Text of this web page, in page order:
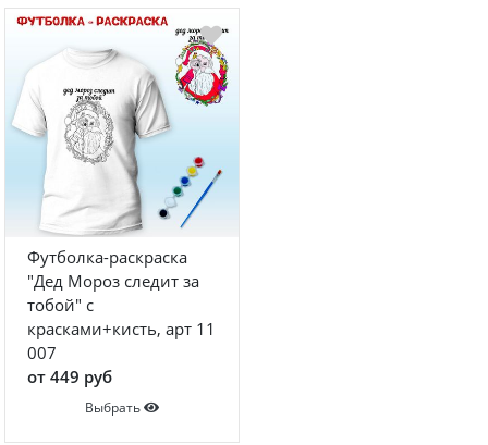
Футболка-раскраска
"Дед Мороз следит за
тобой" с
красками+кисть, арт 11
007
от 449 руб
Выбрать